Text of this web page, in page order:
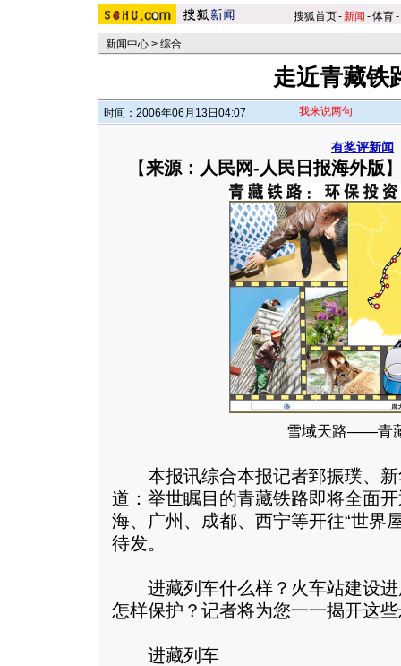
搜狐首页-新闻 -体育-
新闻中心 > 综合
走近青藏铁
时间：2006年06月13日04:07 我来说两句
有奖评新闻
【来源：人民网-人民日报海外版
雪域天路——青
本报讯综合本报记者郅振璞、新
道：举世瞩目的青藏铁路即将全面
海、广州、成都、西宁等开往“世界
待发。
进藏列车什么样？火车站建设进
怎样保护？记者将为您一一揭开这
进藏列车